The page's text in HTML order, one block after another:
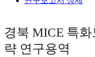
경북 MICE 특
략 연구용역